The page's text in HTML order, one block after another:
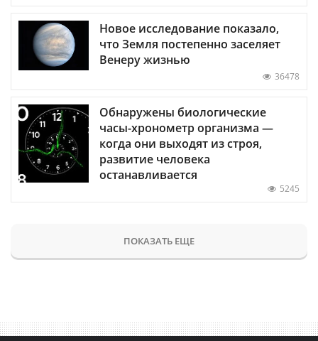
Новое исследование показало,
что Земля постепенно заселяет
Венеру жизнью
36478
Обнаружены биологические
часы-хронометр организма —
когда они выходят из строя,
развитие человека
останавливается
5245
ПОКАЗАТЬ ЕЩЕ